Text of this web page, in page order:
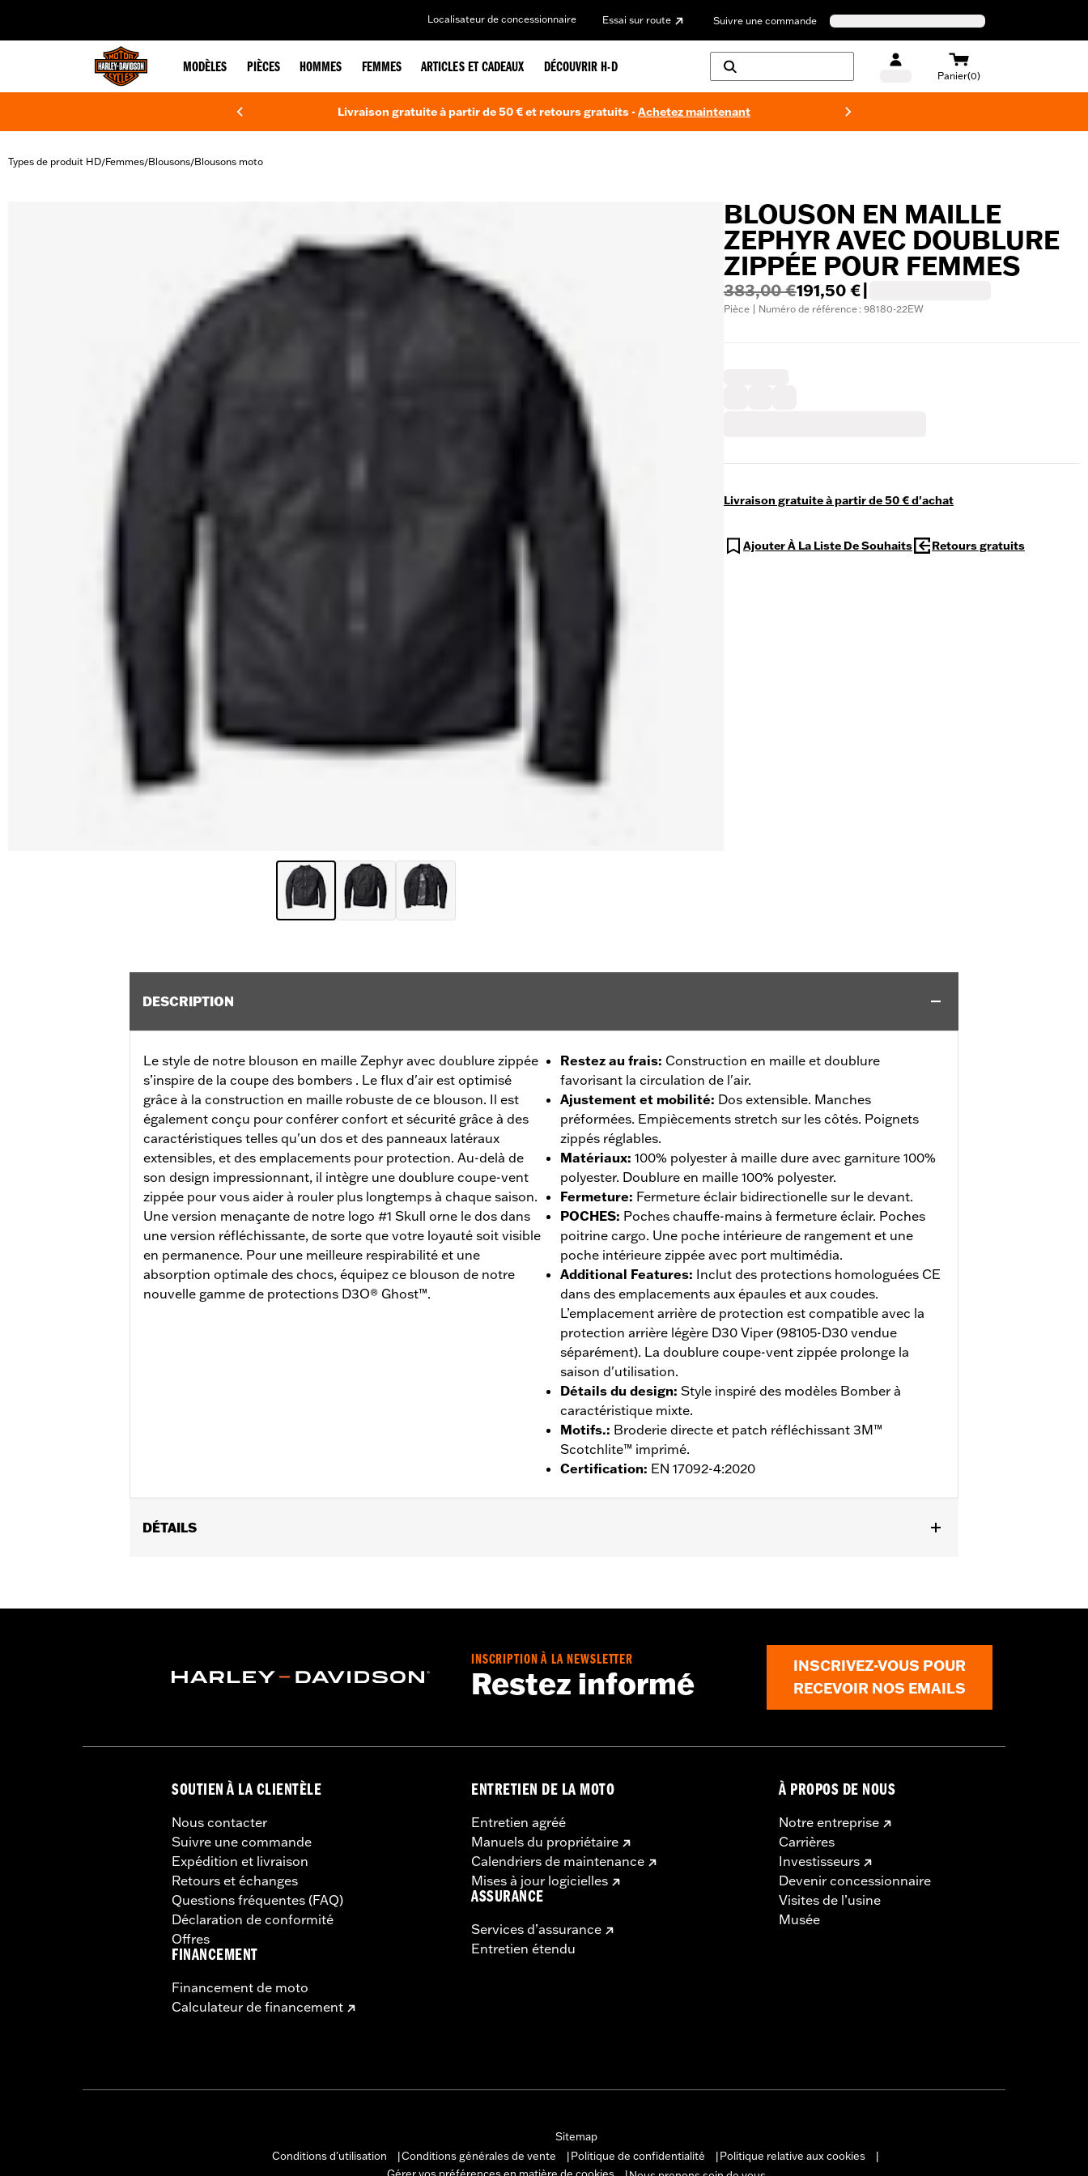
Localisateur de concessionnaire Essai sur route Suivre une commande
MODÈLES PIÈCES HOMMES FEMMES ARTICLES ET CADEAUX DÉCOUVRIR H-D
Panier(0)
Livraison gratuite à partir de 50 € et retours gratuits -Achetez maintenant
Types de produit HD/Femmes/Blousons/Blousons moto
BLOUSON EN MAILLE
ZEPHYR AVEC DOUBLURE
ZIPPÉE POUR FEMMES
383,00 €191,50 €
Pièce | Numéro de référence : 98180-22EW
Livraison gratuite à partir de 50 € d'achat
Ajouter À La Liste De Souhaits Retours gratuits
DESCRIPTION
Le style de notre blouson en maille Zephyr avec doublure zippée
s’inspire de la coupe des bombers . Le flux d'air est optimisé
grâce à la construction en maille robuste de ce blouson. Il est
également conçu pour conférer confort et sécurité grâce à des
caractéristiques telles qu'un dos et des panneaux latéraux
extensibles, et des emplacements pour protection. Au-delà de
son design impressionnant, il intègre une doublure coupe-vent
zippée pour vous aider à rouler plus longtemps à chaque saison.
Une version menaçante de notre logo #1 Skull orne le dos dans
une version réfléchissante, de sorte que votre loyauté soit visible
en permanence. Pour une meilleure respirabilité et une
absorption optimale des chocs, équipez ce blouson de notre
nouvelle gamme de protections D3O® Ghost™.
Restez au frais: Construction en maille et doublure
favorisant la circulation de l'air.
Ajustement et mobilité: Dos extensible. Manches
préformées. Empiècements stretch sur les côtés. Poignets
zippés réglables.
Matériaux: 100% polyester à maille dure avec garniture 100%
polyester. Doublure en maille 100% polyester.
Fermeture: Fermeture éclair bidirectionelle sur le devant.
POCHES: Poches chauffe-mains à fermeture éclair. Poches
poitrine cargo. Une poche intérieure de rangement et une
poche intérieure zippée avec port multimédia.
Additional Features: Inclut des protections homologuées CE
dans des emplacements aux épaules et aux coudes.
L’emplacement arrière de protection est compatible avec la
protection arrière légère D30 Viper (98105-D30 vendue
séparément). La doublure coupe-vent zippée prolonge la
saison d'utilisation.
Détails du design: Style inspiré des modèles Bomber à
caractéristique mixte.
Motifs.: Broderie directe et patch réfléchissant 3M™
Scotchlite™ imprimé.
Certification: EN 17092-4:2020
DÉTAILS
devant,Poches zippées,Fermeture éclair intérieure,Coupe-vent,Réfléchissant,Poches de protection,Protection inclue
INSCRIPTION À LA NEWSLETTER
Restez informé
INSCRIVEZ-VOUS POUR
RECEVOIR NOS EMAILS
SOUTIEN À LA CLIENTÈLE
Nous contacter
Suivre une commande
Expédition et livraison
Retours et échanges
Questions fréquentes (FAQ)
Déclaration de conformité
Offres
FINANCEMENT
Financement de moto
Calculateur de financement
ENTRETIEN DE LA MOTO
Entretien agréé
Manuels du propriétaire
Calendriers de maintenance
Mises à jour logicielles
ASSURANCE
Services d’assurance
Entretien étendu
À PROPOS DE NOUS
Notre entreprise
Carrières
Investisseurs
Devenir concessionnaire
Visites de l’usine
Musée
Sitemap
Conditions d'utilisation
Conditions générales de vente Politique de confidentialité Politique relative aux cookies